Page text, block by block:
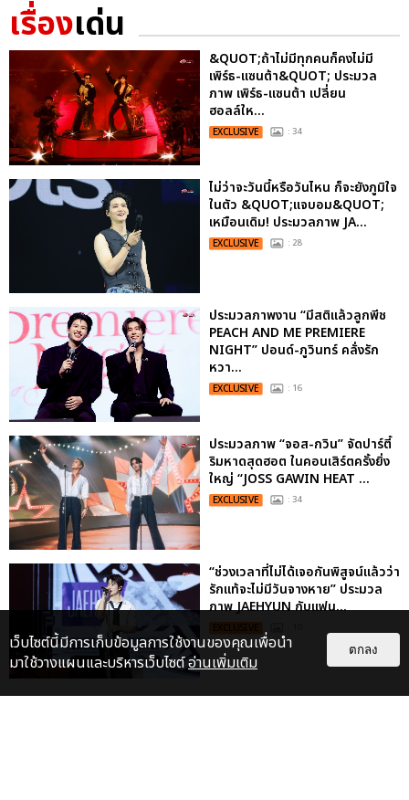
เรื่องเด่น
&QUOT;ถ้าไม่มีทุกคนก็คงไม่มี
เพิร์ธ-แซนต้า&QUOT; ประมวล
ภาพ เพิร์ธ-แซนต้า เปลี่ยน
ฮอลล์ให...
EXCLUSIVE : 34
ไม่ว่าจะวันนี้หรือวันไหน ก็จะยังภูมิใจ
ในตัว &QUOT;แจบอม&QUOT;
เหมือนเดิม! ประมวลภาพ JA...
EXCLUSIVE : 28
ประมวลภาพงาน “มีสติแล้วลูกพีช
PEACH AND ME PREMIERE
NIGHT” ปอนด์-ภูวินทร์ คลั่งรัก
หวา...
EXCLUSIVE : 16
ประมวลภาพ “จอส-กวิน” จัดปาร์ตี้
ริมหาดสุดฮอต ในคอนเสิร์ตครั้งยิ่ง
ใหญ่ “JOSS GAWIN HEAT ...
EXCLUSIVE : 34
“ช่วงเวลาที่ไม่ได้เจอกันพิสูจน์แล้วว่า
รักแท้จะไม่มีวันจางหาย” ประมวล
ภาพ JAEHYUN กับแฟน...
EXCLUSIVE
เว็บไซต์นี้มีการเก็บข้อมูลการใช้งานของคุณเพื่อนำ
มาใช้วางแผนและบริหารเว็บไซต์อ่านเพิ่มเติม
ตกลง